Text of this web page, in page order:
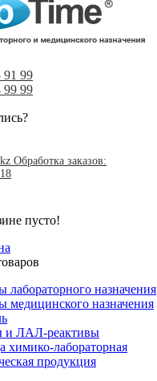
91 99
99 99
Обработка заказов:
пусто!
лабораторного назначения
медицинского назначения
и ЛАЛ-реактивы
химико-лабораторная
продукция